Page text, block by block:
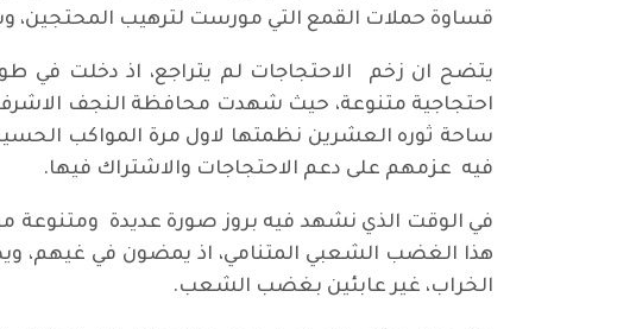
قساوة حملات القمع التي مورست لترهيب المحتجين،
يتضح ان زخم الاحتجاجات لم يتراجع، اذ دخلت في
احتجاجية متنوعة، حيث شهدت محافظة النجف
ساحة ثوره العشرين نظمتها لاول مرة المواكب
فيه عزمهم على دعم الاحتجاجات والاشتراك فيها.
في الوقت الذي نشهد فيه بروز صورة عديدة ومتنوعة
هذا الغضب الشعبي المتنامي، اذ يمضون في غيهم،
الخراب، غير عابئين بغضب الشعب.